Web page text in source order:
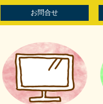
お問合せ